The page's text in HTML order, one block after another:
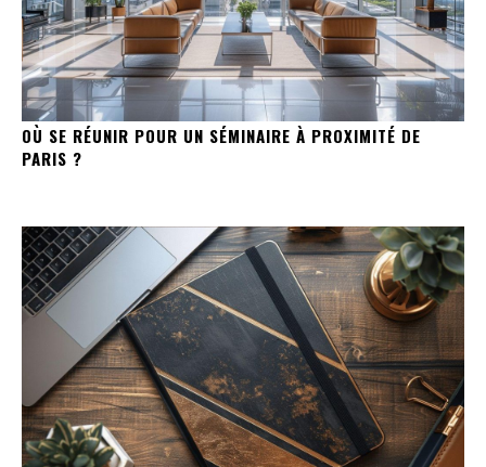
OÙ SE RÉUNIR POUR UN SÉMINAIRE À PROXIMITÉ DE
PARIS ?